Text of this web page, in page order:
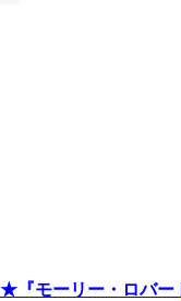
★『モーリー・ロバー